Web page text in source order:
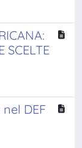
SCELTE
DEF